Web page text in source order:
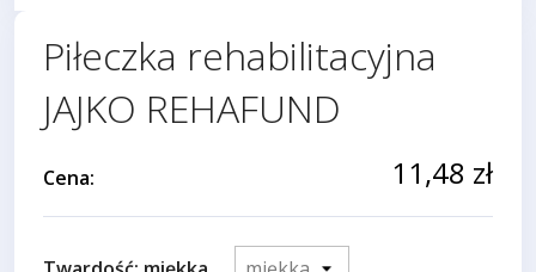
Piłeczka rehabilitacyjna
JAJKO REHAFUND
Cena: 11,48 zł